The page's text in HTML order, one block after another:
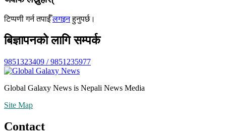
टिप्पणी गर्न तपाईँलगइनहुनुपर्छ।
बिज्ञापनको लागि सम्पर्क
9851323409 / 9851235977
Global Galaxy News is Nepali News Media
Site Map
Contact